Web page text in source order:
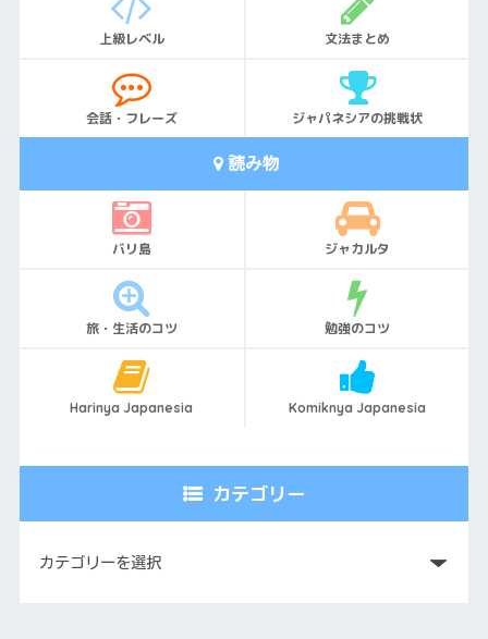
上級レベル 文法まとめ
会話・フレーズ ジャパネシアの挑戦状
読み物
バリ島 ジャカルタ
旅・生活のコツ 勉強のコツ
Harinya Japanesia Komiknya Japanesia
カテゴリー